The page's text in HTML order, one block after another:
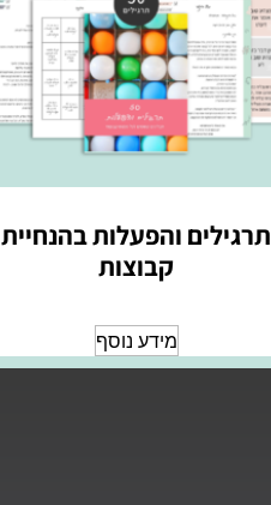
תרגילים והפעלות בהנחיית
קבוצות
מידע נוסף